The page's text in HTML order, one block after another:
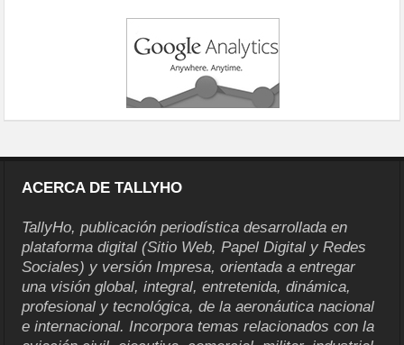
ACERCA DE TALLYHO
TallyHo, publicación periodística desarrollada en
plataforma digital (Sitio Web, Papel Digital y Redes
Sociales) y versión Impresa, orientada a entregar
una visión global, integral, entretenida, dinámica,
profesional y tecnológica, de la aeronáutica nacional
e internacional. Incorpora temas relacionados con la